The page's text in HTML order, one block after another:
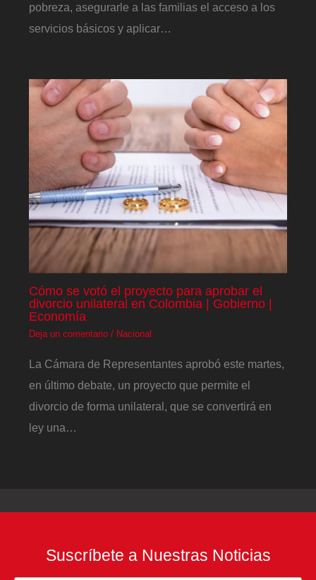
pobreza, asegurarle a las familias el acceso a los
servicios básicos y aplicar…
Cómo se votó el proyecto para aprobar el
divorcio unilateral en Colombia | Gobierno |
Economía
Deja un comentario / Nacional
La Cámara de Representantes aprobó este martes,
en último debate, un proyecto que permite el
divorcio de forma unilateral, que se convertirá en
ley una…
Suscríbete a Nuestras Noticias